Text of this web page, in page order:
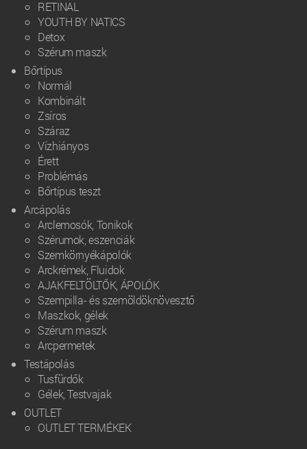
RETINAL
YOUTH BY NATICS
Detox
Szérum maszk
Bőrtípus
Normál
Kombinált
Zsíros
Száraz
Vízhiányos
Érett
Problémás
Bőrtípus teszt
Arcápolás
Arclemosók, Tonikok
Szérumok, eszenciák
Szemkörnyékápolók
Arckrémek, Fluidok
AJAKFELTÖLTŐK, ÁPOLÓK
Szempilla- és szemöldöknövesztő
Maszkok, gélek
Szérum maszk
Arcpermetek
Testápolás
Tusfürdők
Gélek, Testvajak
OUTLET
OUTLET TERMÉKEK